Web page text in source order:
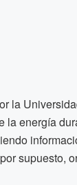
la
la energía
supuesto,